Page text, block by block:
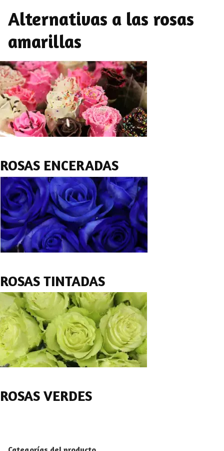
Alternativas a las rosas
amarillas
ROSAS ENCERADAS
ROSAS TINTADAS
ROSAS VERDES